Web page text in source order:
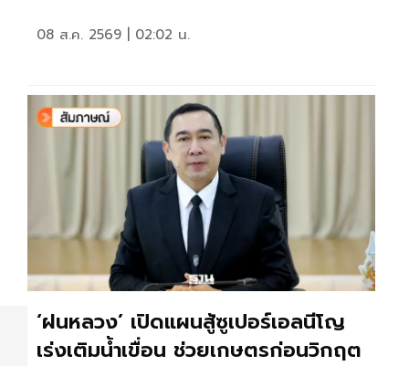
08 ส.ค. 2569 | 02:02 น.
‘ฝนหลวง’ เปิดแผนสู้ซูเปอร์เอลนีโญ
เร่งเติมน้ำเขื่อน ช่วยเกษตรก่อนวิกฤต